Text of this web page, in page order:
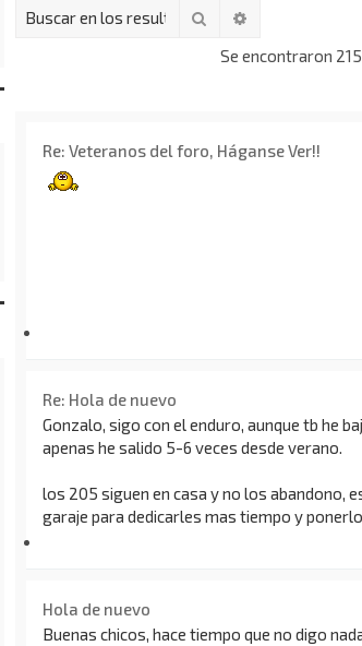
Buscar
Se encontraron
Re: Veteranos del foro, Háganse Ver!!
Re: Hola de nuevo
Gonzalo, sigo con el enduro, aunque tb he
apenas he salido 5-6 veces desde verano.
los 205 siguen en casa y no los abandono,
garaje para dedicarles mas tiempo y
Hola de nuevo
Buenas chicos, hace tiempo que no digo